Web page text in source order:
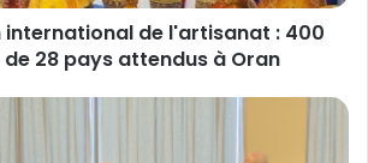
international de l'artisanat : 400
28 pays attendus à Oran